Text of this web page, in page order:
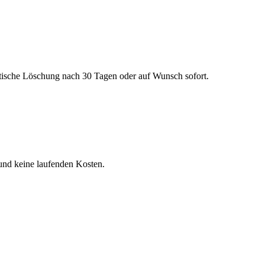
Löschung nach 30 Tagen oder auf Wunsch sofort.
keine laufenden Kosten.